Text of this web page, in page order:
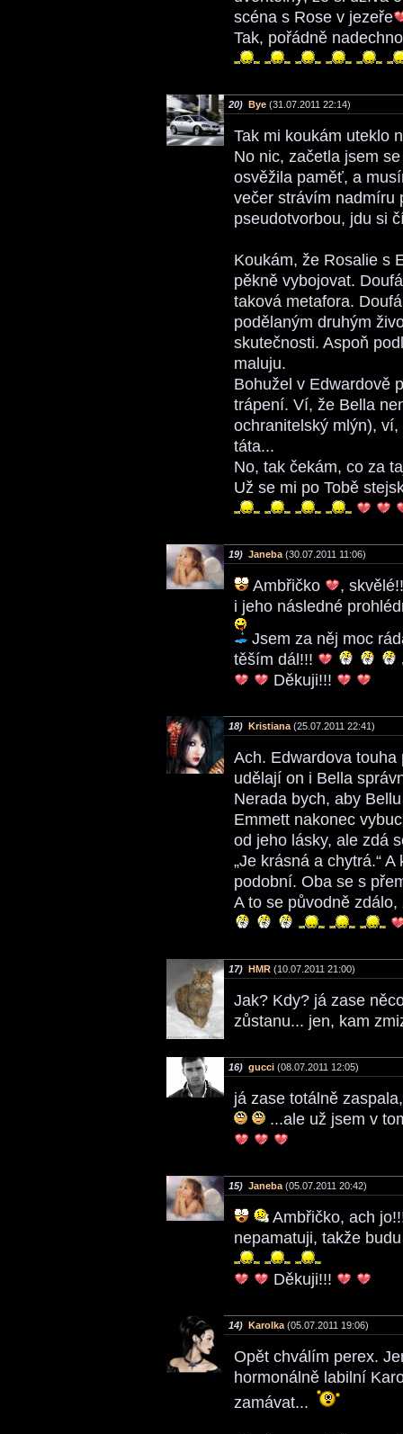
scéna s Rose v jezeře
Tak, pořádně
20) Bye (31.07.2011 22:14)
Tak mi koukám uteklo
No nic, začetla jsem
osvěžila paměť, a
večer strávím nadmíru
pseudotvorbou, jdu si
Koukám, že Rosalie s
pěkně vybojovat.
taková metafora.
podělaným druhým
skutečnosti. Aspoň
maluju.
Bohužel v Edwardově
trápení. Ví, že Bella
ochranitelský mlýn),
táta...
No, tak čekám, co za
Už se mi po Tobě
19) Janeba (30.07.2011 11:06)
Ambřičko
,
i jeho následné
Jsem za něj moc
těším dál!!!
Děkuji!!!
18) Kristiana (25.07.2011 22:41)
Ach. Edwardova
udělají on i Bella
Nerada bych, aby
Emmett nakonec
od jeho lásky, ale zdá
„Je krásná a chytrá.“
podobní. Oba se s
A to se původně
17) HMR (10.07.2011 21:00)
Jak? Kdy? já zase
zůstanu... jen, kam
16) gucci (08.07.2011 12:05)
já zase totálně
...ale už jsem v
15) Janeba (05.07.2011 20:42)
Ambřičko, ach
nepamatuji, takže
Děkuji!!!
14) Karolka (05.07.2011 19:06)
Opět chválím perex.
hormonálně labilní
zamávat...